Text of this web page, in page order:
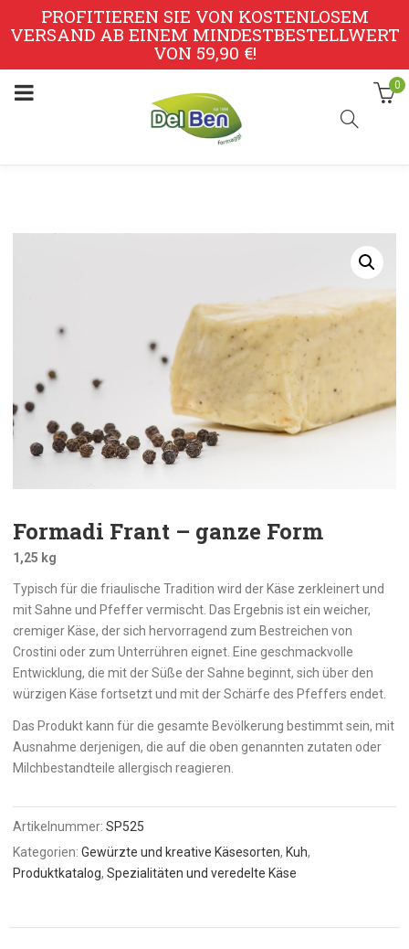
PROFITIEREN SIE VON KOSTENLOSEM
VERSAND AB EINEM MINDESTBESTELLWERT
VON 59,90 €!
0
Formadi Frant – ganze Form
1,25 kg
Typisch für die friaulische Tradition wird der Käse zerkleinert und
mit Sahne und Pfeffer vermischt. Das Ergebnis ist ein weicher,
cremiger Käse, der sich hervorragend zum Bestreichen von
Crostini oder zum Unterrühren eignet. Eine geschmackvolle
Entwicklung, die mit der Süße der Sahne beginnt, sich über den
würzigen Käse fortsetzt und mit der Schärfe des Pfeffers endet.
Das Produkt kann für die gesamte Bevölkerung bestimmt sein, mit
Ausnahme derjenigen, die auf die oben genannten zutaten oder
Milchbestandteile allergisch reagieren.
Artikelnummer:SP525
Kategorien:Gewürzte und kreative Käsesorten, Kuh,
Produktkatalog,Spezialitäten und veredelte Käse